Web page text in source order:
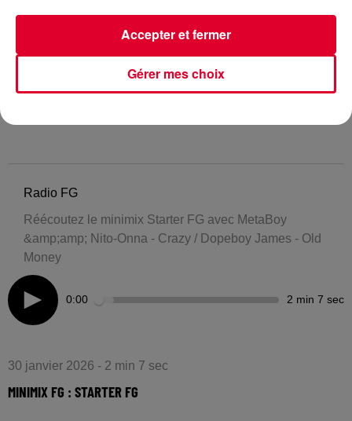
Radio FG
Réécoutez le minimix Starter FG avec MetaBoy
&amp;amp; Nito-Onna - Crazy / Dopeboy James - Old
Money
0:00 2 min 7 sec
30 janvier 2026 - 2 min 7 sec
MINIMIX FG : STARTER FG
Gérer mes choix
Accepter et fermer